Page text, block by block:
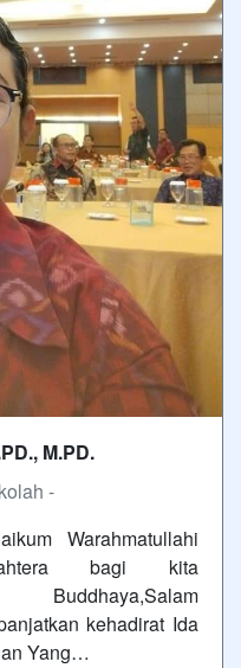
M.PD.
-
Warahmatullahi
bagi kita
kehadirat Ida
Yang…